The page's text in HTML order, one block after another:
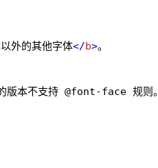
外的其他字体</b>。
本不支持 @font-face 规则。